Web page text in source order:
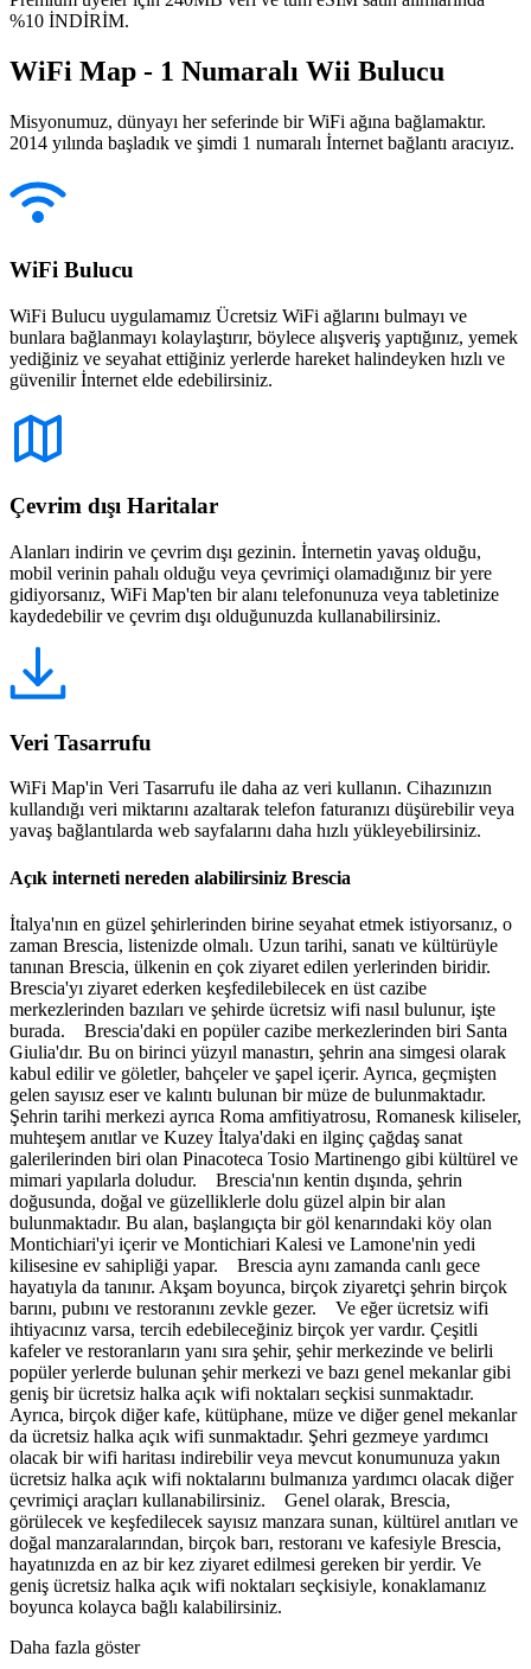
%10 İNDİRİM.
WiFi Map - 1 Numaralı Wii Bulucu
Misyonumuz, dünyayı her seferinde bir WiFi ağına bağlamaktır.
2014 yılında başladık ve şimdi 1 numaralı İnternet bağlantı aracıyız.
WiFi Bulucu
WiFi Bulucu uygulamamız Ücretsiz WiFi ağlarını bulmayı ve
bunlara bağlanmayı kolaylaştırır, böylece alışveriş yaptığınız, yemek
yediğiniz ve seyahat ettiğiniz yerlerde hareket halindeyken hızlı ve
güvenilir İnternet elde edebilirsiniz.
Çevrim dışı Haritalar
Alanları indirin ve çevrim dışı gezinin. İnternetin yavaş olduğu,
mobil verinin pahalı olduğu veya çevrimiçi olamadığınız bir yere
gidiyorsanız, WiFi Map'ten bir alanı telefonunuza veya tabletinize
kaydedebilir ve çevrim dışı olduğunuzda kullanabilirsiniz.
Veri Tasarrufu
WiFi Map'in Veri Tasarrufu ile daha az veri kullanın. Cihazınızın
kullandığı veri miktarını azaltarak telefon faturanızı düşürebilir veya
yavaş bağlantılarda web sayfalarını daha hızlı yükleyebilirsiniz.
Açık interneti nereden alabilirsiniz Brescia
İtalya'nın en güzel şehirlerinden birine seyahat etmek istiyorsanız, o
zaman Brescia, listenizde olmalı. Uzun tarihi, sanatı ve kültürüyle
tanınan Brescia, ülkenin en çok ziyaret edilen yerlerinden biridir.
Brescia'yı ziyaret ederken keşfedilebilecek en üst cazibe
merkezlerinden bazıları ve şehirde ücretsiz wifi nasıl bulunur, işte
burada. Brescia'daki en popüler cazibe merkezlerinden biri Santa
Giulia'dır. Bu on birinci yüzyıl manastırı, şehrin ana simgesi olarak
kabul edilir ve göletler, bahçeler ve şapel içerir. Ayrıca, geçmişten
gelen sayısız eser ve kalıntı bulunan bir müze de bulunmaktadır.
Şehrin tarihi merkezi ayrıca Roma amfitiyatrosu, Romanesk kiliseler,
muhteşem anıtlar ve Kuzey İtalya'daki en ilginç çağdaş sanat
galerilerinden biri olan Pinacoteca Tosio Martinengo gibi kültürel ve
mimari yapılarla doludur. Brescia'nın kentin dışında, şehrin
doğusunda, doğal ve güzelliklerle dolu güzel alpin bir alan
bulunmaktadır. Bu alan, başlangıçta bir göl kenarındaki köy olan
Montichiari'yi içerir ve Montichiari Kalesi ve Lamone'nin yedi
kilisesine ev sahipliği yapar. Brescia aynı zamanda canlı gece
hayatıyla da tanınır. Akşam boyunca, birçok ziyaretçi şehrin birçok
barını, pubını ve restoranını zevkle gezer. Ve eğer ücretsiz wifi
ihtiyacınız varsa, tercih edebileceğiniz birçok yer vardır. Çeşitli
kafeler ve restoranların yanı sıra şehir, şehir merkezinde ve belirli
popüler yerlerde bulunan şehir merkezi ve bazı genel mekanlar gibi
geniş bir ücretsiz halka açık wifi noktaları seçkisi sunmaktadır.
Ayrıca, birçok diğer kafe, kütüphane, müze ve diğer genel mekanlar
da ücretsiz halka açık wifi sunmaktadır. Şehri gezmeye yardımcı
olacak bir wifi haritası indirebilir veya mevcut konumunuza yakın
ücretsiz halka açık wifi noktalarını bulmanıza yardımcı olacak diğer
çevrimiçi araçları kullanabilirsiniz. Genel olarak, Brescia,
görülecek ve keşfedilecek sayısız manzara sunan, kültürel anıtları ve
doğal manzaralarından, birçok barı, restoranı ve kafesiyle Brescia,
hayatınızda en az bir kez ziyaret edilmesi gereken bir yerdir. Ve
geniş ücretsiz halka açık wifi noktaları seçkisiyle, konaklamanız
boyunca kolayca bağlı kalabilirsiniz.
Daha fazla göster